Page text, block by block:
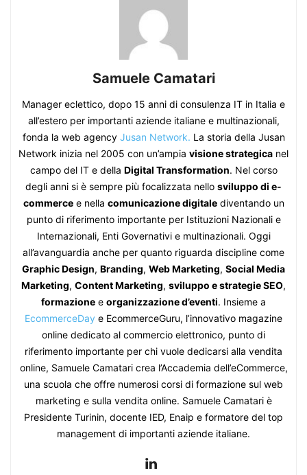
Samuele Camatari
Manager eclettico, dopo 15 anni di consulenza IT in Italia e
all’estero per importanti aziende italiane e multinazionali,
fonda la web agency Jusan Network. La storia della Jusan
Network inizia nel 2005 con un’ampia visione strategica nel
campo del IT e della Digital Transformation. Nel corso
degli anni si è sempre più focalizzata nello sviluppo di e-
commercee nella comunicazione digitalediventando un
punto di riferimento importante per Istituzioni Nazionali e
Internazionali, Enti Governativi e multinazionali. Oggi
all’avanguardia anche per quanto riguarda discipline come
Graphic Design, Branding, Web Marketing, Social Media
Marketing, Content Marketing, sviluppo e strategie SEO,
formazione e organizzazione d’eventi. Insieme a
EcommerceDay e EcommerceGuru, l’innovativo magazine
online dedicato al commercio elettronico, punto di
riferimento importante per chi vuole dedicarsi alla vendita
online, Samuele Camatari crea l’Accademia dell’eCommerce,
una scuola che offre numerosi corsi di formazione sul web
marketing e sulla vendita online. Samuele Camatari è
Presidente Turinin, docente IED, Enaip e formatore del top
management di importanti aziende italiane.